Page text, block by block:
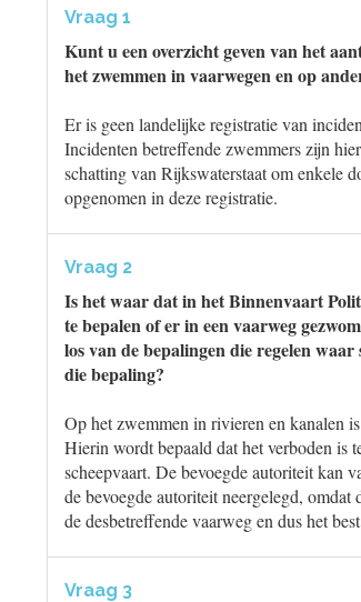
Vraag 1
Kunt u een overzicht geven van het
het zwemmen in vaarwegen en op
Er is geen landelijke registratie van
Incidenten betreffende zwemmers zijn
schatting van Rijkswaterstaat om enkele
opgenomen in deze registratie.
Vraag 2
Is het waar dat in het Binnenvaart
te bepalen of er in een vaarweg
los van de bepalingen die regelen
die bepaling?
Op het zwemmen in rivieren en kanalen
Hierin wordt bepaald dat het verboden is
scheepvaart. De bevoegde autoriteit kan
de bevoegde autoriteit neergelegd,
de desbetreffende vaarweg en dus het
Vraag 3